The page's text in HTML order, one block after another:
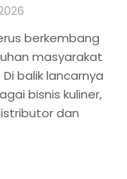
berkembang
masyarakat
balik lancarnya
bisnis kuliner,
dan